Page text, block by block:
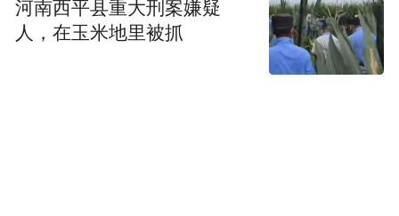
河南西平县重大刑案嫌疑
人，在玉米地里被抓